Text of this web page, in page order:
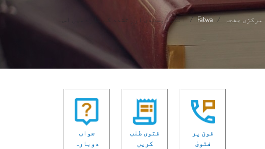
مرکزی صفحہ Fatwa انتہا پسندی اور تشدد کے بارے میں اس...
فون پر
فتویٰ
فتوی طلب
کریں
جواب
دوبارہ